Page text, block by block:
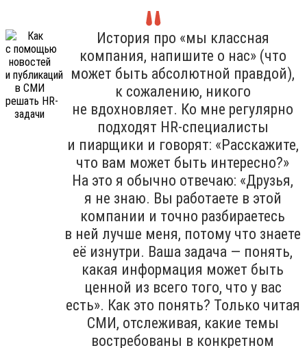
История про «мы классная
компания, напишите о нас» (что
может быть абсолютной правдой),
к сожалению, никого
не вдохновляет. Ко мне регулярно
подходят HR-специалисты
и пиарщики и говорят: «Расскажите,
что вам может быть интересно?»
На это я обычно отвечаю: «Друзья,
я не знаю. Вы работаете в этой
компании и точно разбираетесь
в ней лучше меня, потому что знаете
её изнутри. Ваша задача — понять,
какая информация может быть
ценной из всего того, что у вас
есть». Как это понять? Только читая
СМИ, отслеживая, какие темы
востребованы в конкретном